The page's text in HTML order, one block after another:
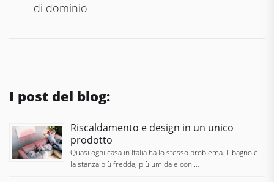
di dominio
I post del blog:
Riscaldamento e design in un unico
prodotto
Quasi ogni casa in Italia ha lo stesso problema. Il bagno è
la stanza più fredda, più umida e con …